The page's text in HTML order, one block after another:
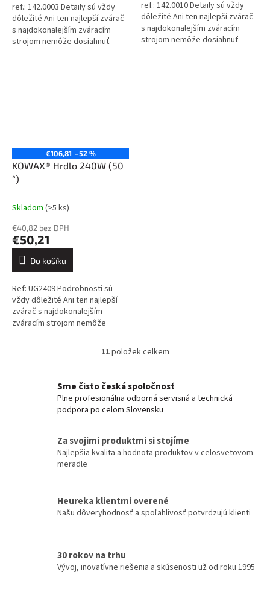
ref.: 142.0003 Detaily sú vždy
dôležité Ani ten najlepší zvárač
s najdokonalejším zváracím
strojom nemôže dosiahnuť
dokonalé výsledky, ak sa
ref.: 142.0010 Detaily sú vždy
dôležité Ani ten najlepší zvárač
s najdokonalejším zváracím
strojom nemôže dosiahnuť
€106,81 –52 %
KOWAX® Hrdlo 240W (50
°)
Skladom (>5 ks)
€40,82 bez DPH
€50,21
Do košíku
Ref: UG2409 Podrobnosti sú
vždy dôležité Ani ten najlepší
zvárač s najdokonalejším
zváracím strojom nemôže
ak sa spolieha na nekvalitné
O
á
d
a
í
p
v
ý
u
11položek celkem
Sme čisto česká spoločnosť
Plne profesionálna odborná servisná a technická
podpora po celom Slovensku
Za svojimi produktmi si stojíme
Najlepšia kvalita a hodnota produktov v celosvetovom
meradle
Heureka klientmi overené
Našu dôveryhodnosť a spoľahlivosť potvrdzujú klienti
30 rokov na trhu
Vývoj, inovatívne riešenia a skúsenosti už od roku 1995